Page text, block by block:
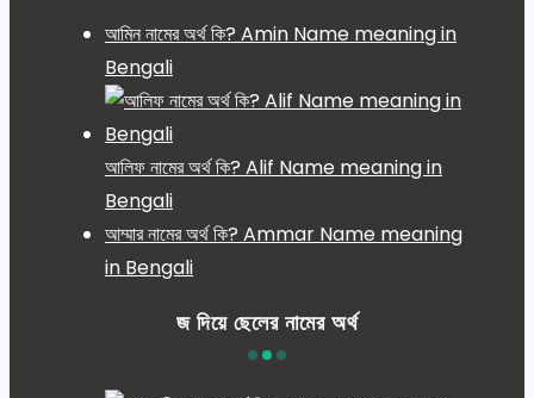
আমিন নামের অর্থ কি? Amin Name meaning in
Bengali
আলিফ নামের অর্থ কি? Alif Name meaning in
Bengali
আম্মার নামের অর্থ কি? Ammar Name meaning
in Bengali
জ দিয়ে ছেলের নামের অর্থ